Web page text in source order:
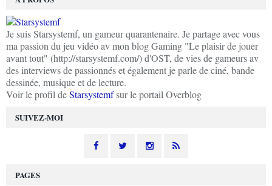
SUIVEZ-MOI
Je suis Starsystemf, un gameur quarantenaire. Je partage avec vous
ma passion du jeu vidéo av mon blog Gaming "Le plaisir de jouer
avant tout" (http://starsystemf.com/) d'OST, de vies de gameurs av
des interviews de passionnés et également je parle de ciné, bande
dessinée, musique et de lecture.
Voir le profil deStarsystemfsur le portail Overblog
PAGES